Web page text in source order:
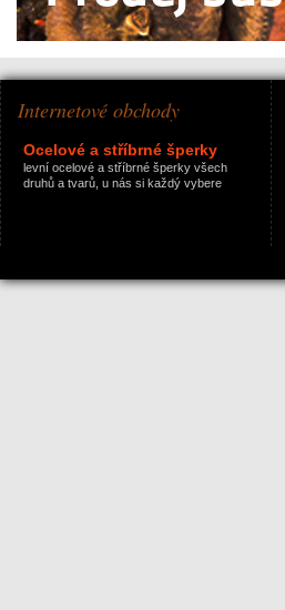
Internetové obchody
Ocelové a stříbrné šperky
levní ocelové a stříbrné šperky všech
druhů a tvarů, u nás si každý vybere